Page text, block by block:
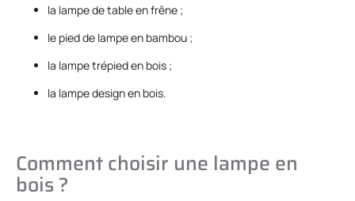
la lampe de table en frêne ;
le pied de lampe en bambou ;
la lampe trépied en bois ;
la lampe design en bois.
Comment choisir une lampe en
bois ?